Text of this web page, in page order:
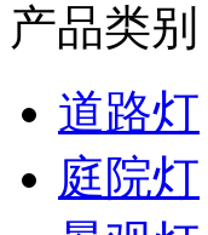
产品类别
道路灯
庭院灯